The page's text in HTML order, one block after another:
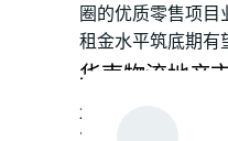
圈的优质零售项
租金水平筑底期有
华南物流地产
2022年，经济下行